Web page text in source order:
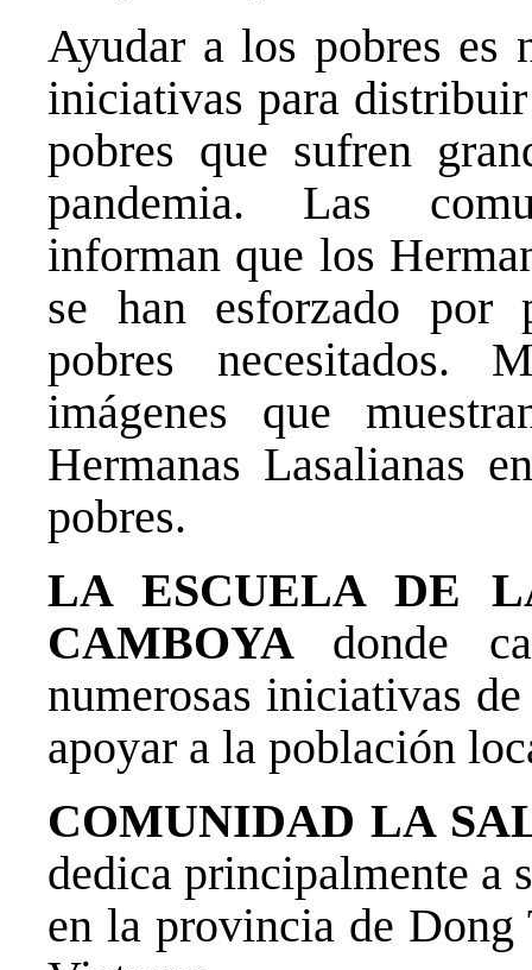
Ayudar a los pobres es
iniciativas para
pobres que sufren
pandemia. Las
informan que los
se han esforzado por
pobres necesitados.
imágenes que
Hermanas Lasalianas
pobres.
LA ESCUELA DE
CAMBOYA donde
numerosas iniciativas
apoyar a la población
COMUNIDAD LA
dedica principalmente a
en la provincia de